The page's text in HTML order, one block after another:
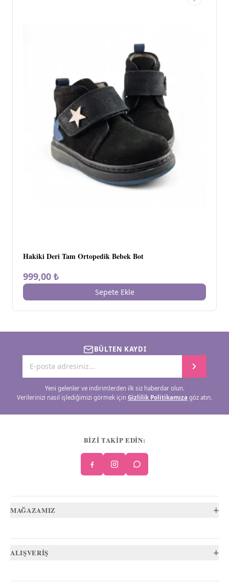
Hakiki Deri Tam Ortopedik Bebek Bot
999,00 ₺
Sepete Ekle
BÜLTEN KAYDI
Yeni gelenler ve indirimlerden ilk siz haberdar olun.
Verilerinizi nasıl işlediğimizi görmek için Gizlilik Politikamıza göz atın.
BİZİ TAKİP EDİN:
MAĞAZAMIZ +
ALIŞVERİŞ +